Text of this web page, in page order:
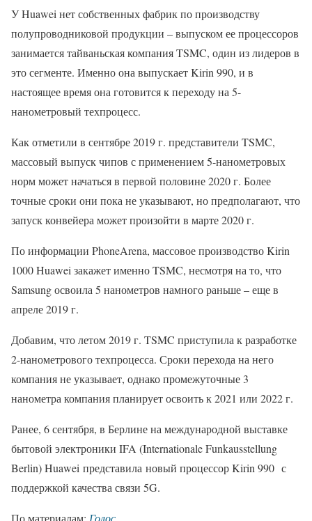
У Huawei нет собственных фабрик по производству
полупроводниковой продукции – выпуском ее процессоров
занимается тайваньская компания TSMC, один из лидеров в
это сегменте. Именно она выпускает Kirin 990, и в
настоящее время она готовится к переходу на 5-
нанометровый техпроцесс.
Как отметили в сентябре 2019 г. представители TSMC,
массовый выпуск чипов с применением 5-нанометровых
норм может начаться в первой половине 2020 г. Более
точные сроки они пока не указывают, но предполагают, что
запуск конвейера может произойти в марте 2020 г.
По информации PhoneArena, массовое производство Kirin
1000 Huawei закажет именно TSMC, несмотря на то, что
Samsung освоила 5 нанометров намного раньше – еще в
апреле 2019 г.
Добавим, что летом 2019 г. TSMC приступила к разработке
2-нанометрового техпроцесса. Сроки перехода на него
компания не указывает, однако промежуточные 3
нанометра компания планирует освоить к 2021 или 2022 г.
Ранее, 6 сентября, в Берлине на международной выставке
бытовой электроники IFA (Internationale Funkausstellung
Berlin) Huawei представила новый процессор Kirin 990 с
поддержкой качества связи 5G.
По материалам: Голос